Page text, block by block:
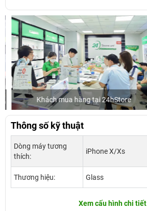
Khách mua hàng tại 24hStore
Thông số kỹ thuật
Dòng máy tương
thích:
iPhone X/Xs
Thương hiệu: Glass
Xem cấu hình chi tiết